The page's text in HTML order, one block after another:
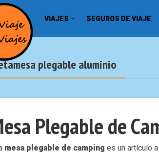
VIAJES SEGUROS DE VIAJE
plegable aluminio
Plegable de
mesa plegable de camping es un artículo